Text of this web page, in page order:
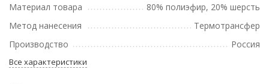
Материал товара
80% полиэфир, 20% шерсть
Метод нанесения
Термотрансфер
Производство
Россия
Все характеристики